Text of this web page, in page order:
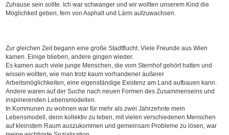
Zuhause sein sollte. Ich war schwanger und wir wollten unserem Kind die
Möglichkeit geben, fern von Asphalt und Lärm aufzuwachsen.
Zur gleichen Zeit begann eine große Stadtflucht. Viele Freunde aus Wien
kamen. Einige blieben, andere gingen wieder.
Es kamen auch viele junge Menschen, die vom Sternhof gehört hatten und
wissen wollten, wie man trotz kaum vorhandener äußerer
Arbeitsmöglichkeiten, eine eigenständige Existenz am Land aufbauen kann.
Andere waren auf der Suche nach neuen Formen des Zusammenseins und
inspirierenden Lebensmodellen.
In Kommunen zu wohnen war für mehr als zwei Jahrzehnte mein
Lebensmodell, denn kollektiv zu leben, mit vielen verschiedenen Menschen
auf kleinstem Raum auszukommen und gemeinsam Probleme zu lösen, war